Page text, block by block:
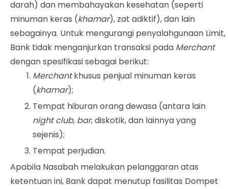
darah) dan membahayakan kesehatan (seperti
minuman keras (khamar), zat adiktif), dan lain
sebagainya. Untuk mengurangi penyalahgunaan Limit,
Bank tidak menganjurkan transaksi pada Merchant
dengan spesifikasi sebagai berikut:
Merchantkhusus penjual minuman keras
(khamar);
Tempat hiburan orang dewasa (antara lain
night club, bar, diskotik, dan lainnya yang
sejenis);
Tempat perjudian.
Apabila Nasabah melakukan pelanggaran atas
ketentuan ini, Bank dapat menutup fasilitas Dompet